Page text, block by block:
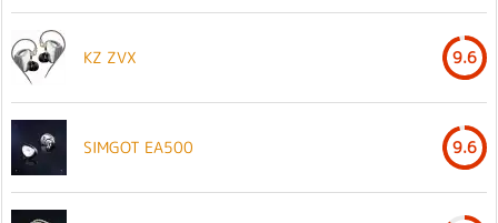
KZ ZVX 9.6
SIMGOT EA500 9.6